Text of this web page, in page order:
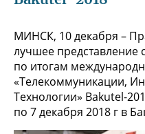
МИНСК, 10 декабря –
лучшее представление
по итогам
«Телекоммуникации,
Технологии» Bakutel-
по 7 декабря 2018 г в